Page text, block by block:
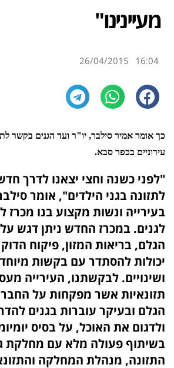
מעיינינו"
16:04
26/04/2015
כך אומר אמיר סילבר, יו"ר ועד הגנים בקשר
עירוניים בכפר סבא.
"לפני כשנה וחצי יצאנו לדרך
לתזונה בגני הילדים", אומר
בעירייה ונשות מקצוע בנו מכרז
לגנים. במכרז החדש ניתן דגש על
הגלם, בריאות המזון, פיקוח
יכולות להסתדר עם בקשות
ושינויים. לבקשתנו, העירייה
תזונאיות אשר מפקחות על
הגלם ובעיקר עוברות בגנים
ולדגום את האוכל, על בסיס
בשיתוף פעולה מלא עם מחלקת
התזונה, מנהלת המחלקה